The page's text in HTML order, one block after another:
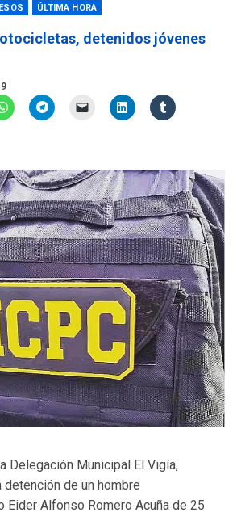
ÚLTIMA HORA
detenidos jóvenes
Delegación Municipal El Vigía,
detención de un hombre
Eider Alfonso Romero Acuña de 25